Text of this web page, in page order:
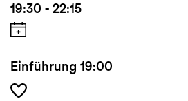
19:30 - 22:15
Einführung 19:00